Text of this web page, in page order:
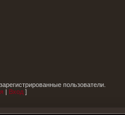
пользователи.
Вход ]